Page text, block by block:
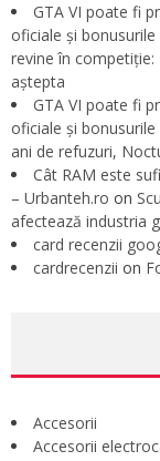
GTA VI poate fi
oficiale și
revine în competiție:
aștepta
GTA VI poate fi
oficiale și
ani de refuzuri,
Cât RAM este
– Urbanteh.ro on
afectează industria
card recenzii
cardrecenzii on
Accesorii
Accesorii